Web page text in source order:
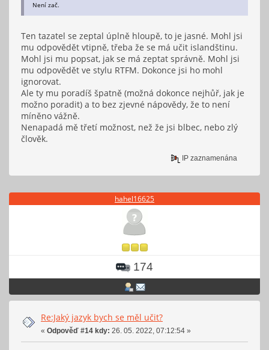
Není zač.
Ten tazatel se zeptal úplně hloupě, to je jasné. Mohl jsi
mu odpovědět vtipně, třeba že se má učit islandštinu.
Mohl jsi mu popsat, jak se má zeptat správně. Mohl jsi
mu odpovědět ve stylu RTFM. Dokonce jsi ho mohl
ignorovat.
Ale ty mu poradíš špatně (možná dokonce nejhůř, jak je
možno poradit) a to bez zjevné nápovědy, že to není
míněno vážně.
Nenapadá mě třetí možnost, než že jsi blbec, nebo zlý
člověk.
IP zaznamenána
hahel16625
174
Re:Jaký jazyk bych se měl učit?
« Odpověď #14 kdy: 26. 05. 2022, 07:12:54 »